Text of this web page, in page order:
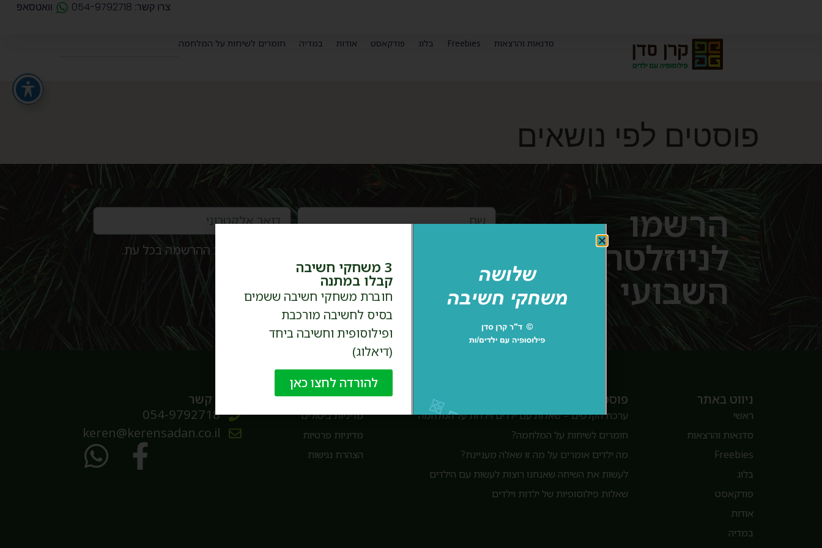
צרו קשר: 054-9792718 וואטסאפ
סדנאות והרצאות Freebies בלוג פודקאסט אודות במדיה חומרים לשיחות על המלחמה
פוסטים לפי נושאים
הרשמו
לניוזלטר
השבועי
אני מאשר.ת קבלת דיוור ועדכונים במייל. ניתן לבטל את ההרשמה בכל עת.
בטח, אני נרשמ.ת!
ניווט באתר
ראשי
סדנאות והרצאות
Freebies
בלוג
פודקאסט
אודות
במדיה
פוסטים
ערכת הקלפים – שאלות עם ילדים וילדות על המלחמה
חומרים לשיחות על המלחמה?
מה ילדים אומרים על מה זו שאלה מעניינת?
לעשות את השיחה שאנחנו רוצות לעשות עם הילדים
שאלות פילוסופיות של ילדות וילדים
מדיניות האתר
מדיניות ביטולים
מדיניות פרטיות
הצהרת נגישות
יצירת קשר
054-9792718
keren@kerensadan.co.il
3 משחקי חשיבה
קבלו במתנה
חוברת משחקי חשיבה ששמים
בסיס לחשיבה מורכבת
ופילוסופית וחשיבה ביחד
(דיאלוג)
להורדה לחצו כאן